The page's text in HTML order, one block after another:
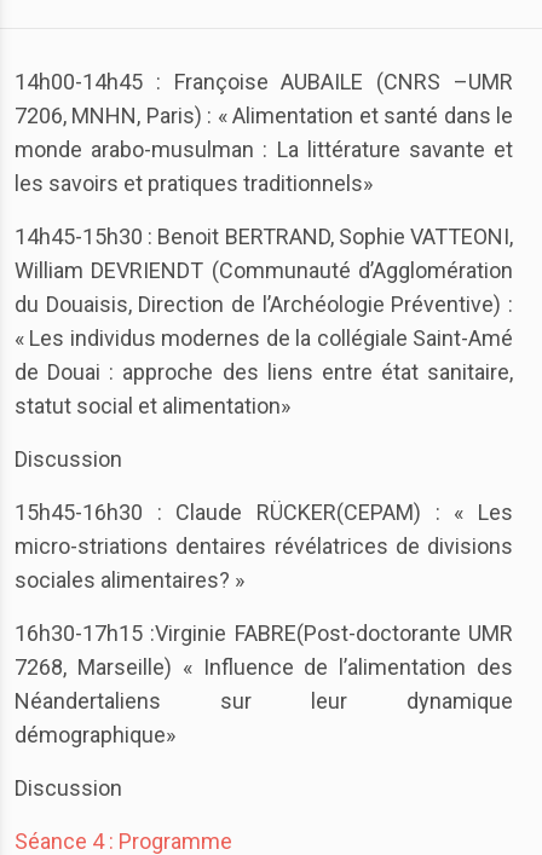
14h00-14h45 : Françoise AUBAILE (CNRS –UMR
7206, MNHN, Paris) : « Alimentation et santé dans le
monde arabo-musulman : La littérature savante et
les savoirs et pratiques traditionnels»
14h45-15h30 : Benoit BERTRAND, Sophie VATTEONI,
William DEVRIENDT (Communauté d’Agglomération
du Douaisis, Direction de l’Archéologie Préventive) :
« Les individus modernes de la collégiale Saint-Amé
de Douai : approche des liens entre état sanitaire,
statut social et alimentation»
Discussion
15h45-16h30 : Claude RÜCKER(CEPAM) : « Les
micro-striations dentaires révélatrices de divisions
sociales alimentaires? »
16h30-17h15 :Virginie FABRE(Post-doctorante UMR
7268, Marseille) « Influence de l’alimentation des
Néandertaliens sur leur dynamique
démographique»
Discussion
Séance 4 : Programme